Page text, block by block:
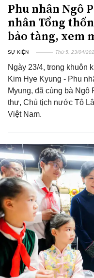
Phu nhân Ngô
nhân Tổng
bảo tàng, xem
SỰ KIỆN Thứ 5, 23/04/
Ngày 23/4, trong khuôn
Kim Hye Kyung - Phu
Myung, đã cùng bà
thư, Chủ tịch nước Tô
Việt Nam.